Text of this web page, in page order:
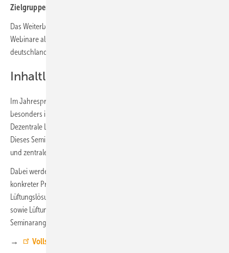
Zielgruppen aus der SHK- und Elektrobranche ausgebaut.
Das Weiterbildungsprogramm von Helios Ventilatoren umfasst sowohl
Webinare als auch Präsenzseminare an über 40 Standorten
deutschlandweit. Es zielt auf die Vermittlung von Fachwissen ab.
Inhaltliche Schwerpunkte 2026
Im Jahresprogramm steht das Thema „bezahlbares Bauen“
besonders im Fokus. Dazu wird das Seminar „Von der DIN zur Lösung:
Dezentrale Lüftung planen, auswählen und umsetzen“ angeboten.
Dieses Seminar behandelt die Auswahl und Planung von dezentralen
und zentralen Lüftungssystemen mit Wärmerückgewinnung.
Dabei werden die Rolle relevanter Normen, Gebäudetypen und
konkreter Projektanforderungen beleuchtet. Sicherheitsrelevante
Lüftungslösungen, darunter Rauchfreihaltung in Treppenräumen
sowie Lüftung und Entrauchung von Garagen, sind ebenfalls Teil des
Seminarangebots.
→ Vollständiges Schulungsprogramm